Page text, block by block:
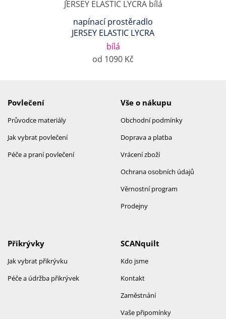
napínací prostěradlo
JERSEY ELASTIC LYCRA
bílá
od 1090 Kč
Povlečení
Průvodce materiály
Jak vybrat povlečení
Péče a praní povlečení
Vše o nákupu
Obchodní podmínky
Doprava a platba
Vrácení zboží
Ochrana osobních údajů
Věrnostní program
Prodejny
SCANquilt
Kdo jsme
Kontakt
Zaměstnání
Vaše připomínky
Přikrývky
Jak vybrat přikrývku
Péče a údržba přikrývek